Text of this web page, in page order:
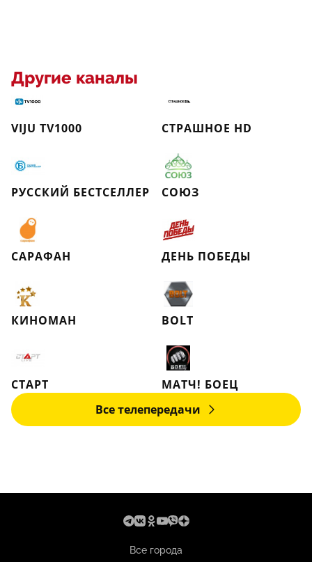
Другие каналы
VIJU TV1000 СТРАШНОЕ HD
РУССКИЙ БЕСТСЕЛЛЕР СОЮЗ
САРАФАН ДЕНЬ ПОБЕДЫ
КИНОМАН BOLT
СТАРТ
МАТЧ! БОЕЦ
Все телепередачи
Все города